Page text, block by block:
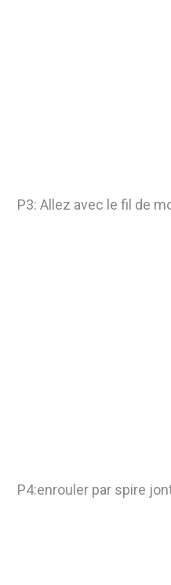
P3: Allez avec le fil de
P4:enrouler par spire